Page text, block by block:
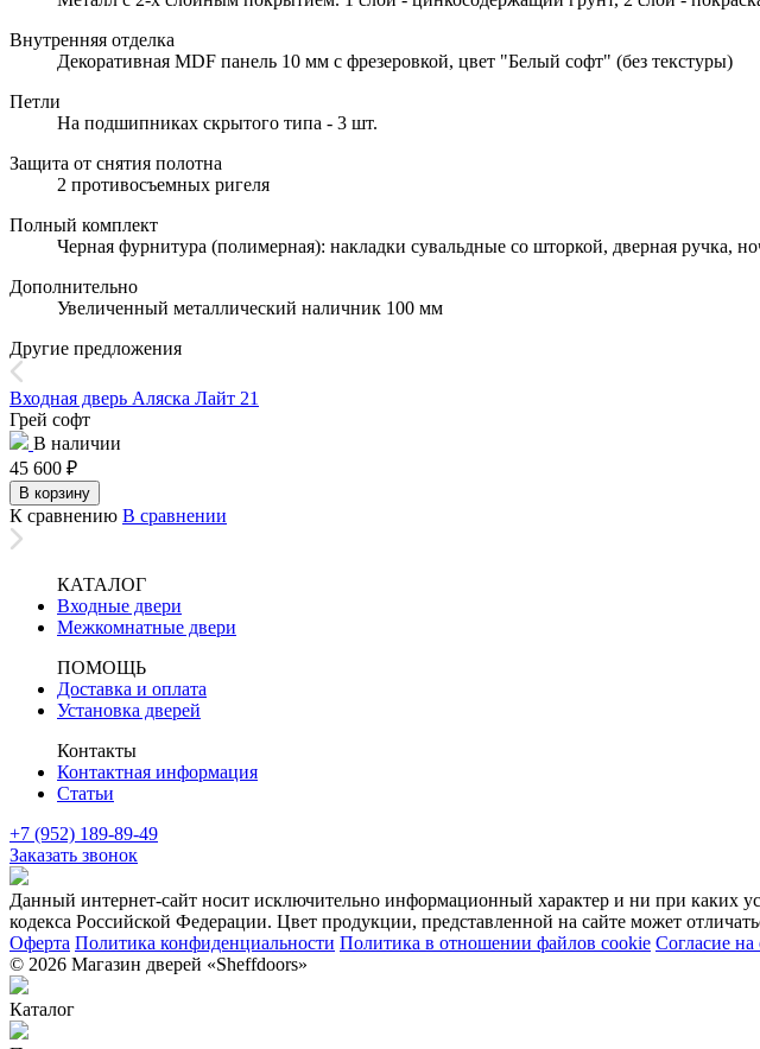
Внутренняя отделка
Декоративная MDF панель 10 мм с фрезеровкой, цвет "Белый софт" (без текстуры)
Петли
На подшипниках скрытого типа - 3 шт.
Защита от снятия полотна
2 противосъемных ригеля
Полный комплект
Черная фурнитура (полимерная): накладки сувальдные со шторкой, дверная ручка,
Дополнительно
Увеличенный металлический наличник 100 мм
Другие предложения
Входная дверь Аляска Лайт 21
Грей софт
В наличии
45 600 ₽
В корзину
К сравнению В сравнении
КАТАЛОГ
Входные двери
Межкомнатные двери
ПОМОЩЬ
Доставка и оплата
Установка дверей
Контакты
Контактная информация
Статьи
+7 (952) 189-89-49
Заказать звонок
Данный интернет-сайт носит исключительно информационный характер и ни при каких
кодекса Российской Федерации. Цвет продукции, представленной на сайте может
Оферта Политика конфиденциальности Политика в отношении файлов cookie Согласие
© 2026 Магазин дверей «Sheffdoors»
Каталог